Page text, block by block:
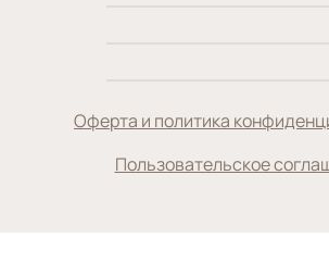
Оферта и политика
Пользовательское